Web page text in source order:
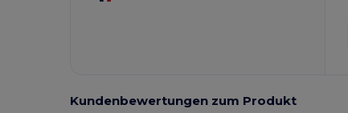
Kundenbewertungen zum Produkt